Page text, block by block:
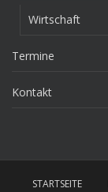
Wirtschaft
Termine
Kontakt
STARTSEITE